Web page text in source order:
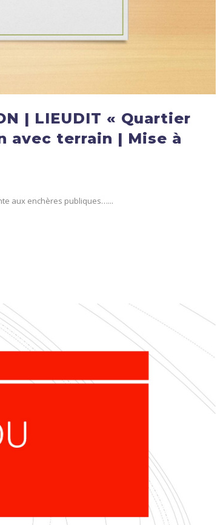
| LIEUDIT « Quartier
avec terrain | Mise à
aux enchères publiques…...